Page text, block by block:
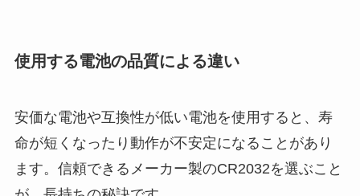
使用する電池の品質による違い
安価な電池や互換性が低い電池を使用すると、寿
命が短くなったり動作が不安定になることがあり
ます。信頼できるメーカー製のCR2032を選ぶこと